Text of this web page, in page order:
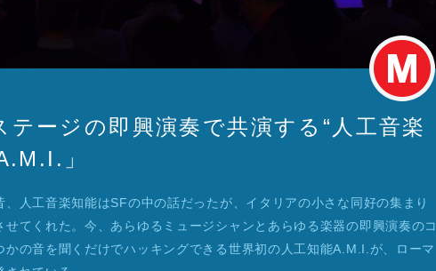
テージの即興演奏で共演する“人工音楽
」
、人工音楽知能はSFの中の話だったが、イタリアの小さな同好の集まり
せてくれた。今、あらゆるミュージシャンとあらゆる楽器の即興演奏のコ
かの音を聞くだけでハッキングできる世界初の人工知能A.M.I.が、ローマ